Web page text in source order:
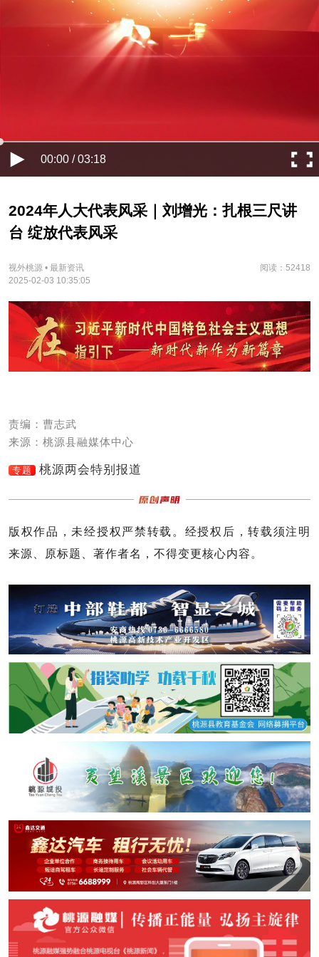
00:00 / 03:18
2024年人大代表风采｜刘增光：扎根三尺讲
台 绽放代表风采
视外桃源 • 最新资讯
阅读：52418
2025-02-03 10:35:05
责编：曹志武
来源：桃源县融媒体中心
专题 桃源两会特别报道
版权作品，未经授权严禁转载。经授权后，转载须注明
来源、原标题、著作者名，不得变更核心内容。